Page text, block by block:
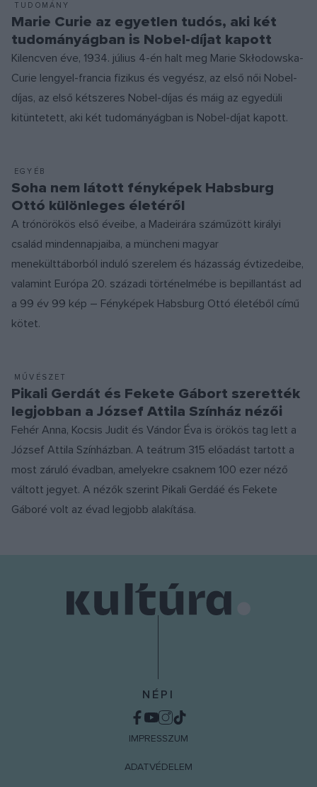
TUDOMÁNY
Marie Curie az egyetlen tudós, aki két
tudományágban is Nobel-díjat kapott
Kilencven éve, 1934. július 4-én halt meg Marie Skłodowska-
Curie lengyel-francia fizikus és vegyész, az első női Nobel-
díjas, az első kétszeres Nobel-díjas és máig az egyedüli
kitüntetett, aki két tudományágban is Nobel-díjat kapott.
EGYÉB
Soha nem látott fényképek Habsburg
Ottó különleges életéről
A trónörökös első éveibe, a Madeirára száműzött királyi
család mindennapjaiba, a müncheni magyar
menekülttáborból induló szerelem és házasság évtizedeibe,
valamint Európa 20. századi történelmébe is bepillantást ad
a 99 év 99 kép – Fényképek Habsburg Ottó életéből című
kötet.
MŰVÉSZET
Pikali Gerdát és Fekete Gábort szerették
legjobban a József Attila Színház nézői
Fehér Anna, Kocsis Judit és Vándor Éva is örökös tag lett a
József Attila Színházban. A teátrum 315 előadást tartott a
most záruló évadban, amelyekre csaknem 100 ezer néző
váltott jegyet. A nézők szerint Pikali Gerdáé és Fekete
Gáboré volt az évad legjobb alakítása.
NÉPI
IMPRESSZUM
ADATVÉDELEM